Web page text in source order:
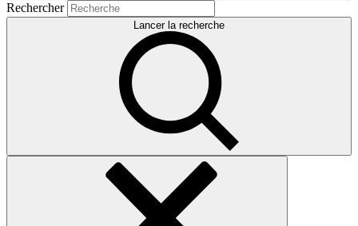
Rechercher
Lancer la recherche